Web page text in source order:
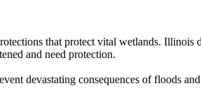
that protect vital wetlands. Illinois
and need protection.
devastating consequences of floods